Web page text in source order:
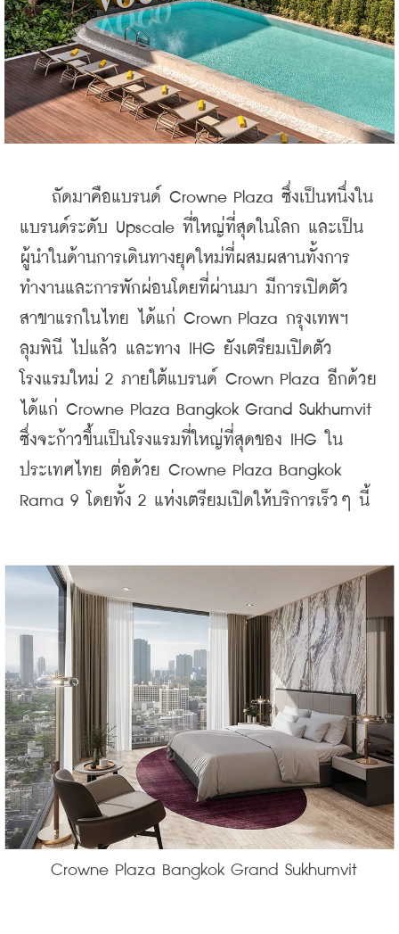
ถัดมาคือแบรนด์ Crowne Plaza ซึ่งเป็นหนึ่งใน
แบรนด์ระดับ Upscale ที่ใหญ่ที่สุดในโลก และเป็น
ผู้นำในด้านการเดินทางยุคใหม่ที่ผสมผสานทั้งการ
ทำงานและการพักผ่อนโดยที่ผ่านมา มีการเปิดตัว
สาขาแรกในไทย ได้แก่ Crown Plaza กรุงเทพฯ
ลุมพินี ไปแล้ว และทาง IHG ยังเตรียมเปิดตัว
โรงแรมใหม่ 2 ภายใต้แบรนด์ Crown Plaza อีกด้วย
ได้แก่ Crowne Plaza Bangkok Grand Sukhumvit
ซึ่งจะก้าวขึ้นเป็นโรงแรมที่ใหญ่ที่สุดของ IHG ใน
ประเทศไทย ต่อด้วย Crowne Plaza Bangkok
Rama 9 โดยทั้ง 2 แห่งเตรียมเปิดให้บริการเร็วๆ นี้
Crowne Plaza Bangkok Grand Sukhumvit